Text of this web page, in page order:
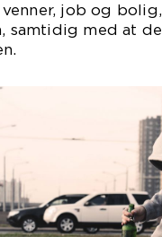
job og
samtidig med at